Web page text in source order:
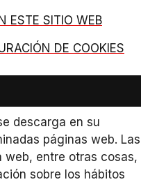
ESTE SITIO WEB
DE COOKIES
descarga en su
páginas web. Las
web, entre otras cosas,
sobre los hábitos